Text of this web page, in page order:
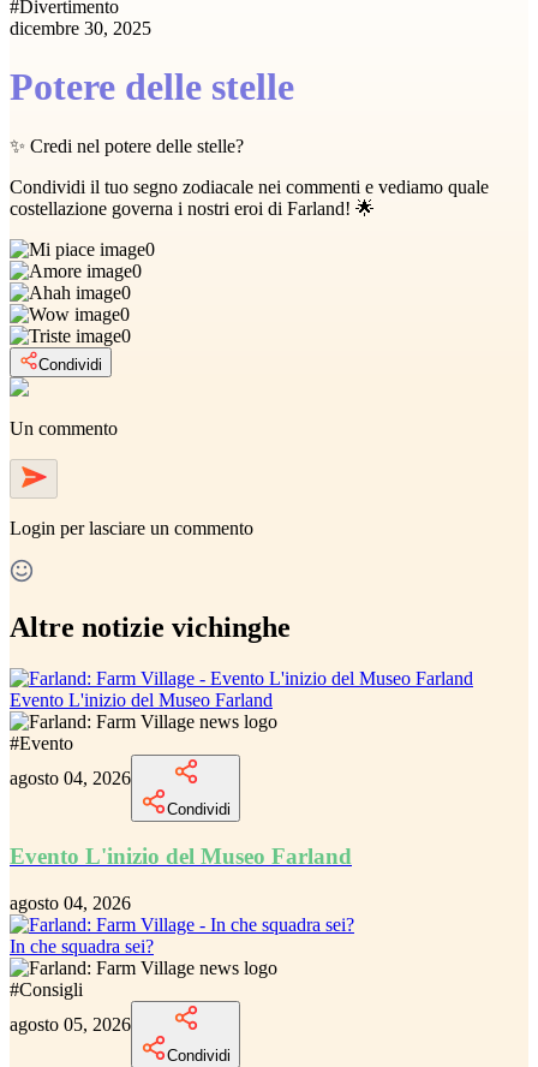
#Divertimento
dicembre 30, 2025
Potere delle stelle
✨ Credi nel potere delle stelle?
Condividi il tuo segno zodiacale nei commenti e vediamo quale
costellazione governa i nostri eroi di Farland! 🌟
0
0
0
0
0
Condividi
Un commento
Login per lasciare un commento
Altre notizie vichinghe
Evento L'inizio del Museo Farland
#Evento
agosto 04, 2026
Condividi
Evento L'inizio del Museo Farland
agosto 04, 2026
In che squadra sei?
#Consigli
agosto 05, 2026
Condividi